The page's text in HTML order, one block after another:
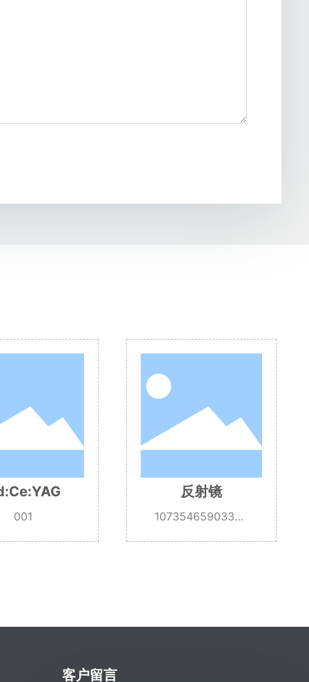
窗口片
10735466339218
43200
客户留言